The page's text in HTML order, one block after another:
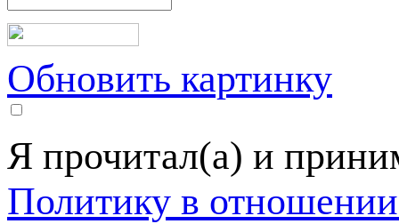
Обновить картинку
Я прочитал(а) и
Политику в